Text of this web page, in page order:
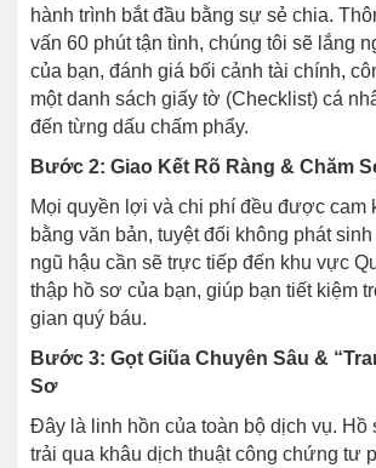
hành trình bắt đầu bằng sự sẻ chia.
vấn 60 phút tận tình, chúng tôi sẽ lắng
của bạn, đánh giá bối cảnh tài chính,
một danh sách giấy tờ (Checklist) cá
đến từng dấu chấm phẩy.
Bước 2: Giao Kết Rõ Ràng & Chăm
Mọi quyền lợi và chi phí đều được cam
bằng văn bản, tuyệt đối không phát
ngũ hậu cần sẽ trực tiếp đến khu vực
thập hồ sơ của bạn, giúp bạn tiết kiệm
gian quý báu.
Bước 3: Gọt Giũa Chuyên Sâu &
Sơ
Đây là linh hồn của toàn bộ dịch vụ. Hồ
trải qua khâu dịch thuật công chứng tư